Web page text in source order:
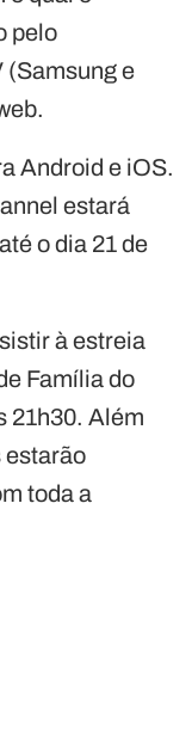
pelo
(Samsung e
Android e iOS.
estará
o dia 21 de
à estreia
Família do
21h30. Além
estarão
toda a